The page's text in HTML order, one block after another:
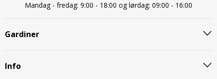
Mandag - fredag: 9:00 - 18:00 og lørdag: 09:00 - 16:00
Gardiner
Info